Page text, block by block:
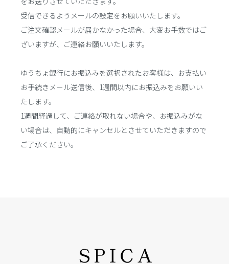
受信できるようメールの設定をお願いいたします。
ご注文確認メールが届かなかった場合、大変お手数ではご
ざいますが、ご連絡お願いいたします。
ゆうちょ銀行にお振込みを選択されたお客様は、お支払い
お手続きメール送信後、1週間以内にお振込みをお願いい
たします。
1週間経過して、ご連絡が取れない場合や、お振込みがな
い場合は、自動的にキャンセルとさせていただきますので
ご了承ください。